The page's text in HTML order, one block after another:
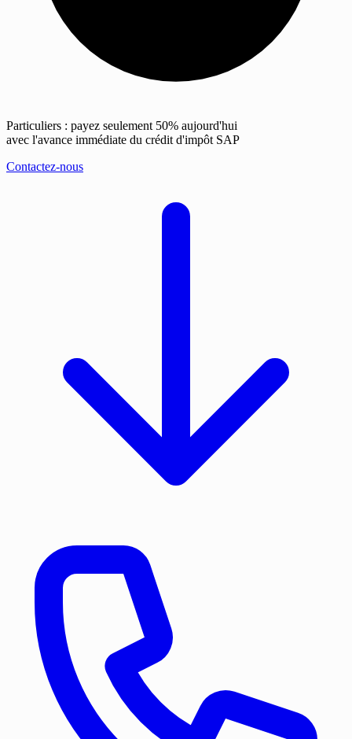
Particuliers : payez seulement 50% aujourd'hui
avec l'avance immédiate du crédit d'impôt SAP
Contactez-nous